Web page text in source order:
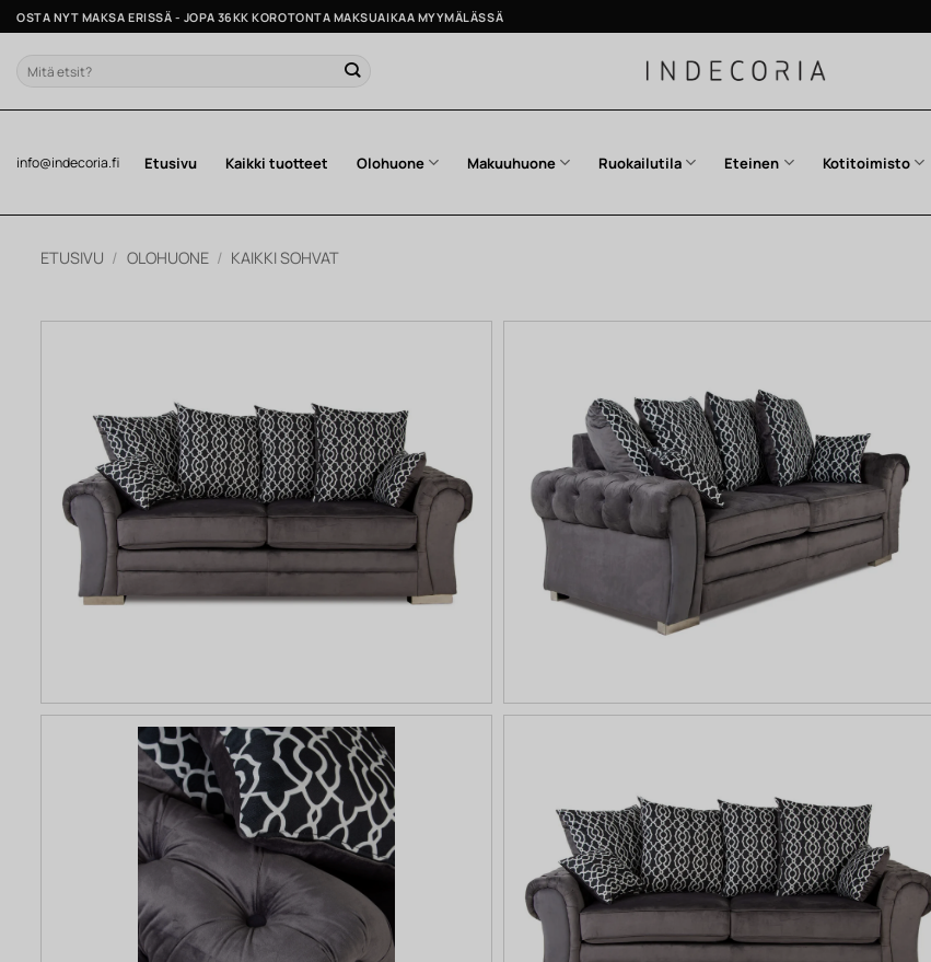
Skip
to
content
OSTA NYT MAKSA ERISSÄ - JOPA 36KK KOROTONTA MAKSUAIKAA MYYMÄLÄSSÄ
Etsi:
info@indecoria.fi Etusivu Kaikki tuotteet Olohuone Makuuhuone Ruokailutila Eteinen Kotitoimisto
ETUSIVU / OLOHUONE / KAIKKI SOHVAT